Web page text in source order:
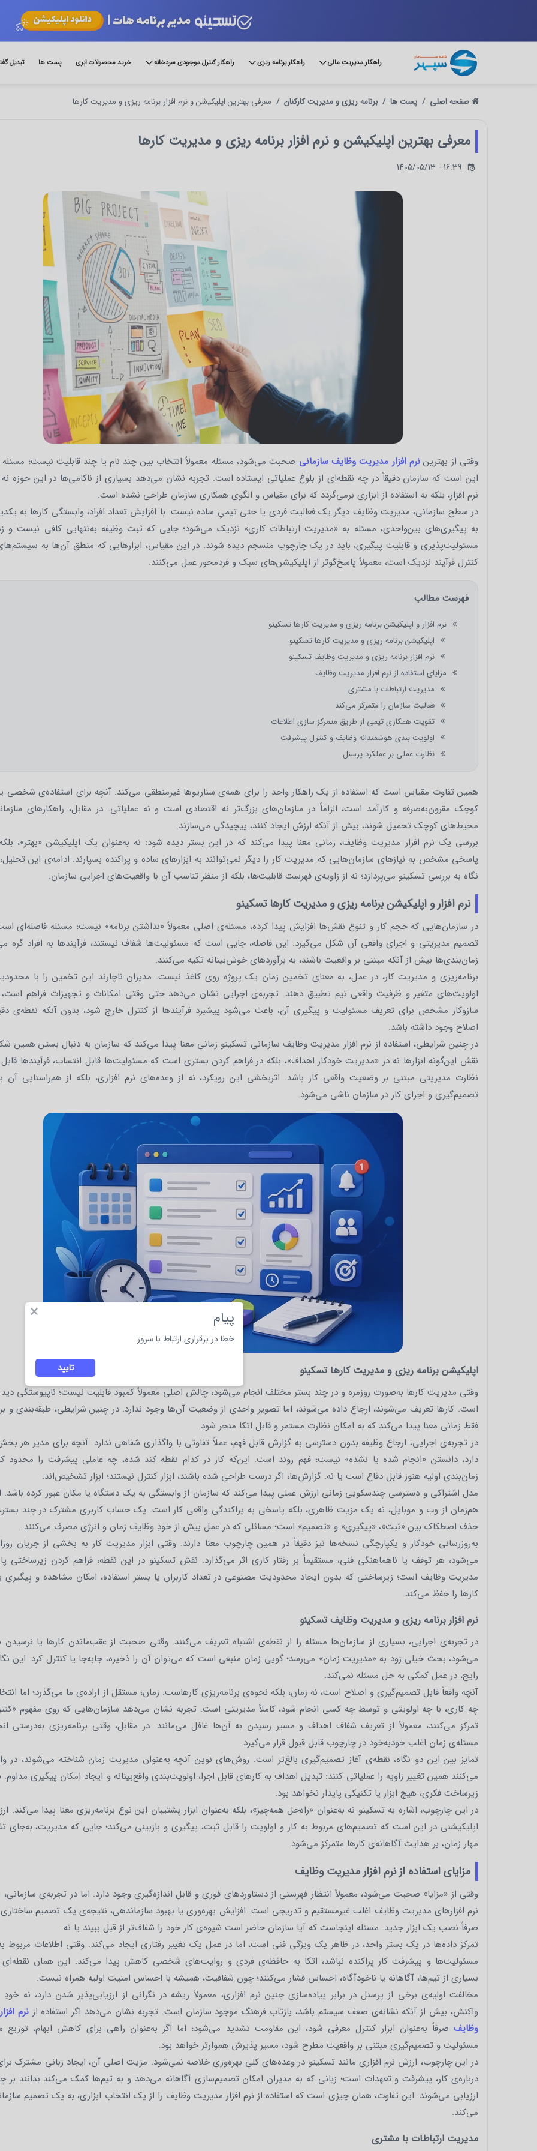
راهکار مدیریت مالی راهکار برنامه ریزی راهکار کنترل موجودی سردخانه خرید محصولات ابری پست ها تبدیل
صفحه اصلی پست ها برنامه ریزی و مدیریت کارکنان معرفی بهترین اپلیکیشن و نرم افزار برنامه ریزی و مدیریت کارها
معرفی بهترین اپلیکیشن و نرم افزار برنامه ریزی و مدیریت کارها
1405/05/13 - 16:39
وقتی از بهترین نرم افزار مدیریت وظایف سازمانی صحبت می‌شود، مسئله معمولاً انتخاب بین چند نام یا چند قابلیت نیست؛
این است که سازمان دقیقاً در چه نقطه‌ای از بلوغ عملیاتی ایستاده است. تجربه نشان می‌دهد بسیاری از ناکامی‌ها در این حوزه
نرم‌ افزار، بلکه به استفاده از ابزاری برمی‌گردد که برای مقیاس و الگوی همکاری سازمان طراحی نشده است.
در سطح سازمانی، مدیریت وظایف دیگر یک فعالیت فردی یا حتی تیمیِ ساده نیست. با افزایش تعداد افراد، وابستگی کارها به
به پیگیری‌های بین‌واحدی، مسئله به «مدیریت ارتباطات کاری» نزدیک می‌شود؛ جایی که ثبت وظیفه به‌تنهایی کافی نیست و
کنترل فرآیند نزدیک است، معمولاً پاسخ‌گوتر از اپلیکیشن‌های سبک و فردمحور عمل می‌کنند.
فهرست مطالب
نرم افزار و اپلیکیشن برنامه ریزی و مدیریت کارها تسکینو
اپلیکیشن برنامه ریزی و مدیریت کارها تسکینو
نرم افزار برنامه ریزی و مدیریت وظایف تسکینو
مزایای استفاده از نرم افزار مدیریت وظایف
مدیریت ارتباطات با مشتری
فعالیت سازمان را متمرکز می‌کند
تقویت همکاری تیمی از طریق متمرکز سازی اطلاعات
اولویت بندی هوشمندانه وظایف و کنترل پیشرفت
نظارت عملی بر عملکرد پرسنل
همین تفاوت مقیاس است که استفاده از یک راهکار واحد را برای همه‌ی سناریوها غیرمنطقی می‌کند. آنچه برای استفاده‌ی شخصی
کوچک مقرون‌به‌صرفه و کارآمد است، الزاماً در سازمان‌های بزرگ‌تر نه اقتصادی است و نه عملیاتی. در مقابل، راهکارهای
محیط‌های کوچک تحمیل شوند، بیش از آنکه ارزش ایجاد کنند، پیچیدگی می‌سازند.
بررسی یک نرم‌ افزار مدیریت وظایف، زمانی معنا پیدا می‌کند که در این بستر دیده شود: نه به‌عنوان یک اپلیکیشن «بهتر»،
پاسخی مشخص به نیازهای سازمان‌هایی که مدیریت کار را دیگر نمی‌توانند به ابزارهای ساده و پراکنده بسپارند. ادامه‌ی این
نگاه به بررسی تسکینو می‌پردازد؛ نه از زاویه‌ی فهرست قابلیت‌ها، بلکه از منظر تناسب آن با واقعیت‌های اجرایی سازمان.
نرم افزار و اپلیکیشن برنامه ریزی و مدیریت کارها تسکینو
در سازمان‌هایی که حجم کار و تنوع نقش‌ها افزایش پیدا کرده، مسئله‌ی اصلی معمولاً «نداشتن برنامه» نیست؛ مسئله فاصله‌ای
تصمیم مدیریتی و اجرای واقعی آن شکل می‌گیرد. این فاصله، جایی است که مسئولیت‌ها شفاف نیستند، فرآیندها به افراد گره
زمان‌بندی‌ها بیش از آنکه مبتنی بر واقعیت باشند، به برآوردهای خوش‌بینانه تکیه می‌کنند.
برنامه‌ریزی و مدیریت کار، در عمل، به معنای تخمین زمان یک پروژه روی کاغذ نیست. مدیران ناچارند این تخمین را با
اولویت‌های متغیر و ظرفیت واقعی تیم تطبیق دهند. تجربه‌ی اجرایی نشان می‌دهد حتی وقتی امکانات و تجهیزات فراهم
سازوکار مشخص برای تعریف مسئولیت و پیگیری آن، باعث می‌شود پیشبرد فرآیندها از کنترل خارج شود، بدون آنکه نقطه‌ی
اصلاح وجود داشته باشد.
در چنین شرایطی، استفاده از نرم افزار مدیریت وظایف سازمانی تسکینو زمانی معنا پیدا می‌کند که سازمان به دنبال بستن همین
نقش این‌گونه ابزارها نه در «مدیریت خودکار اهداف»، بلکه در فراهم کردن بستری است که مسئولیت‌ها قابل انتساب، فرآیندها
نظارت مدیریتی مبتنی بر وضعیت واقعی کار باشد. اثربخشی این رویکرد، نه از وعده‌های نرم‌ افزاری، بلکه از هم‌راستایی آن
تصمیم‌گیری و اجرای کار در سازمان ناشی می‌شود.
اپلیکیشن برنامه ریزی و مدیریت کارها تسکینو
وقتی مدیریت کارها به‌صورت روزمره و در چند بستر مختلف انجام می‌شود، چالش اصلی معمولاً کمبود قابلیت نیست؛ ناپیوستگی
است. کارها تعریف می‌شوند، ارجاع داده می‌شوند، اما تصویر واحدی از وضعیت آن‌ها وجود ندارد. در چنین شرایطی، طبقه‌بندی و
فقط زمانی معنا پیدا می‌کند که به امکان نظارت مستمر و قابل اتکا منجر شود.
در تجربه‌ی اجرایی، ارجاع وظیفه بدون دسترسی به گزارش قابل فهم، عملاً تفاوتی با واگذاری شفاهی ندارد. آنچه برای مدیر هر
دارد، دانستن «انجام شده یا نشده» نیست؛ فهم روند است. این‌که کار در کدام نقطه کند شده، چه عاملی پیشرفت را محدود
زمان‌بندی اولیه هنوز قابل دفاع است یا نه. گزارش‌ها، اگر درست طراحی شده باشند، ابزار کنترل نیستند؛ ابزار تشخیص‌اند.
مدل اشتراکی و دسترسی چندسکویی زمانی ارزش عملی پیدا می‌کند که سازمان از وابستگی به یک دستگاه یا مکان عبور کرده باشد.
هم‌زمان از وب و موبایل، نه یک مزیت ظاهری، بلکه پاسخی به پراکندگی واقعی کار است. یک حساب کاربری مشترک در چند
حذف اصطکاک بین «ثبت»، «پیگیری» و «تصمیم» است؛ مسائلی که در عمل بیش از خودِ وظایف زمان و انرژی مصرف می‌کنند.
به‌روزرسانی خودکار و یکپارچگی نسخه‌ها نیز دقیقاً در همین چارچوب معنا دارند. وقتی ابزار مدیریت کار به بخشی از جریان
می‌شود، هر توقف یا ناهماهنگی فنی، مستقیماً بر رفتار کاری اثر می‌گذارد. نقش تسکینو در این نقطه، فراهم کردن زیرساختی
مدیریت وظایف است؛ زیرساختی که بدون ایجاد محدودیت مصنوعی در تعداد کاربران یا بستر استفاده، امکان مشاهده و پیگیری
کارها را حفظ می‌کند.
نرم افزار برنامه ریزی و مدیریت وظایف تسکینو
در تجربه‌ی اجرایی، بسیاری از سازمان‌ها مسئله را از نقطه‌ی اشتباه تعریف می‌کنند. وقتی صحبت از عقب‌ماندن کارها یا نرسیدن
می‌شود، بحث خیلی زود به «مدیریت زمان» می‌رسد؛ گویی زمان منبعی است که می‌توان آن را ذخیره، جابه‌جا یا کنترل کرد. این
رایج، در عمل کمکی به حل مسئله نمی‌کند.
آنچه واقعاً قابل تصمیم‌گیری و اصلاح است، نه زمان، بلکه نحوه‌ی برنامه‌ریزی کارهاست. زمان، مستقل از اراده‌ی ما می‌گذرد؛ اما
چه کاری، با چه اولویتی و توسط چه کسی انجام شود، کاملاً مدیریتی است. تجربه نشان می‌دهد سازمان‌هایی که روی مفهوم
تمرکز می‌کنند، معمولاً از تعریف شفاف اهداف و مسیر رسیدن به آن‌ها غافل می‌مانند. در مقابل، وقتی برنامه‌ریزی به‌درستی
مسئله‌ی زمان اغلب خودبه‌خود در چارچوب قابل قبول قرار می‌گیرد.
تمایز بین این دو نگاه، نقطه‌ی آغاز تصمیم‌گیری بالغ‌تر است. روش‌های نوین آنچه به‌عنوان مدیریت زمان شناخته می‌شوند، در
می‌کنند همین تغییر زاویه را عملیاتی کنند: تبدیل اهداف به کارهای قابل اجرا، اولویت‌بندی واقع‌بینانه و ایجاد امکان پیگیری
زیرساخت فکری، هیچ ابزار یا تکنیکی پایدار نخواهد بود.
در این چارچوب، اشاره به تسکینو نه به‌عنوان «راه‌حل همه‌چیز»، بلکه به‌عنوان ابزار پشتیبان این نوع برنامه‌ریزی معنا پیدا می‌کند.
اپلیکیشنی در این است که تصمیم‌های مربوط به کار و اولویت را قابل ثبت، پیگیری و بازبینی می‌کند؛ جایی که مدیریت، به‌جای
مهار زمان، بر هدایت آگاهانه‌ی کارها متمرکز می‌شود.
مزایای استفاده از نرم افزار مدیریت وظایف
وقتی از «مزایا» صحبت می‌شود، معمولاً انتظار فهرستی از دستاوردهای فوری و قابل اندازه‌گیری وجود دارد. اما در تجربه‌ی سازمانی،
نرم‌ افزارهای مدیریت وظایف اغلب غیرمستقیم و تدریجی است. افزایش بهره‌وری یا بهبود سازماندهی، نتیجه‌ی یک تصمیم
صرفاً نصب یک ابزار جدید. مسئله اینجاست که آیا سازمان حاضر است شیوه‌ی کار خود را شفاف‌تر از قبل ببیند یا نه.
تمرکز داده‌ها در یک بستر واحد، در ظاهر یک ویژگی فنی است، اما در عمل یک تغییر رفتاری ایجاد می‌کند. وقتی اطلاعات مربوط
مسئولیت‌ها و پیشرفت کار پراکنده نباشد، اتکا به حافظه‌ی فردی و روایت‌های شخصی کاهش پیدا می‌کند. این همان
بسیاری از تیم‌ها، آگاهانه یا ناخودآگاه، احساس فشار می‌کنند؛ چون شفافیت، همیشه با احساس امنیت اولیه همراه نیست.
مخالفت اولیه‌ی برخی از پرسنل در برابر پیاده‌سازی چنین نرم‌ افزاری، معمولاً ریشه در نگرانی از ارزیابی‌پذیر شدن دارد، نه خودِ
واکنش، بیش از آنکه نشانه‌ی ضعف سیستم باشد، بازتاب فرهنگ موجود سازمان است. تجربه نشان می‌دهد اگر استفاده ازنرم‌
وظایف صرفاً به‌عنوان ابزار کنترل معرفی شود، این مقاومت تشدید می‌شود؛ اما اگر به‌عنوان راهی برای کاهش ابهام، توزیع
مسئولیت و تصمیم‌گیری مبتنی بر واقعیت مطرح شود، مسیر پذیرش هموارتر خواهد بود.
در این چارچوب، ارزش نرم‌ افزاری مانند تسکینو در وعده‌های کلی بهره‌وری خلاصه نمی‌شود. مزیت اصلی آن، ایجاد زبانی مشترک
درباره‌ی کار، پیشرفت و تعهدات است؛ زبانی که به مدیران امکان تصمیم‌سازی آگاهانه می‌دهد و به تیم‌ها کمک می‌کند بدانند بر
ارزیابی می‌شوند. این تفاوت، همان چیزی است که استفاده از نرم‌ افزار مدیریت وظایف را از یک انتخاب ابزاری، به یک تصمیم
می‌کند.
مدیریت ارتباطات با مشتری
× پیام
خطا در برقراری ارتباط با سرور
تایید